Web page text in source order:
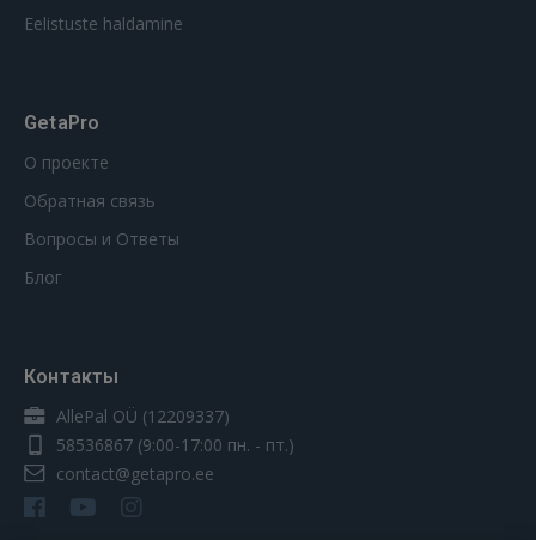
Eelistuste haldamine
GetaPro
О проекте
Обратная связь
Вопросы и Ответы
Блог
Контакты
AllePal OÜ (12209337)
58536867 (9:00-17:00 пн. - пт.)
contact@getapro.ee